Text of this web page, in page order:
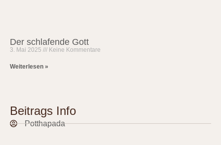
Der schlafende Gott
3. Mai 2025 Keine Kommentare
Weiterlesen »
Beitrags Info
Potthapada